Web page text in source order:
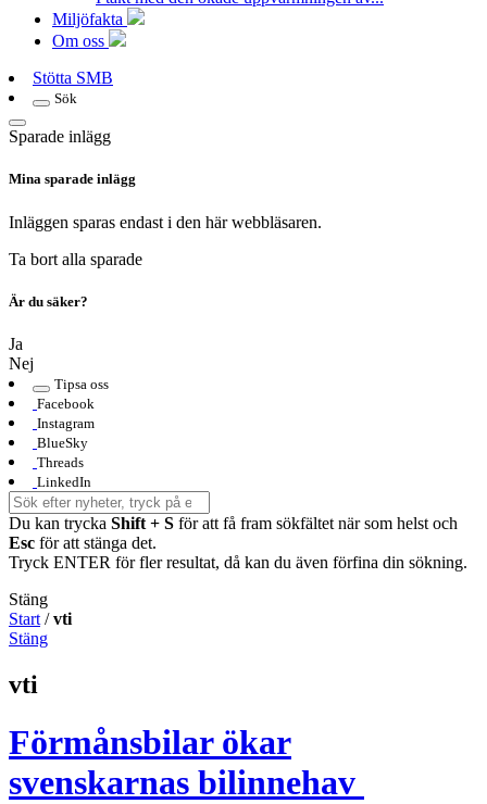
Miljöfakta
Om oss
Stötta SMB
Sök
Sparade inlägg
Mina sparade inlägg
Inläggen sparas endast i den här webbläsaren.
Ta bort alla sparade
Är du säker?
Ja
Nej
Tipsa oss
Facebook
Instagram
BlueSky
Threads
LinkedIn
Du kan trycka Shift + S för att få fram sökfältet när som helst och
Esc för att stänga det.
Tryck ENTER för fler resultat, då kan du även förfina din sökning.
Stäng
Start /vti
Stäng
vti
Förmånsbilar ökar
svenskarnas bilinnehav